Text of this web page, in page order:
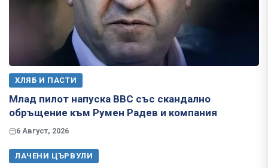
ХЛЯБ И ПАСТИ
Млад пилот напуска ВВС със скандално
обръщение към Румен Радев и компания
6 Август, 2026
ЛАЧЕНИ ЦЪРВУЛИ